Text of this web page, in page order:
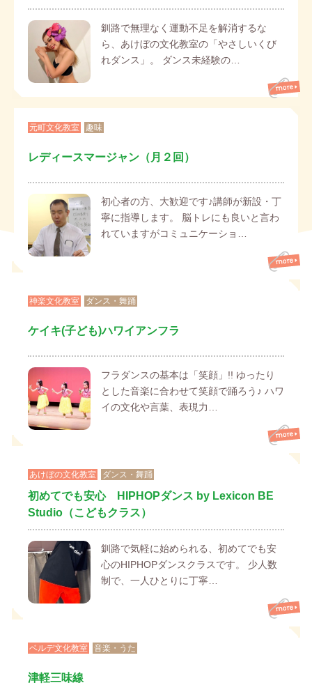
釧路で無理なく運動不足を解消するな
ら、あけぼの文化教室の「やさしいくび
れダンス」。 ダンス未経験の…
元町文化教室 趣味
レディースマージャン（月２回）
初心者の方、大歓迎です♪講師が新設・丁
寧に指導します。 脳トレにも良いと言わ
れていますがコミュニケーショ…
神楽文化教室 ダンス・舞踊
ケイキ(子ども)ハワイアンフラ
フラダンスの基本は「笑顔」!! ゆったり
とした音楽に合わせて笑顔で踊ろう♪ ハワ
イの文化や言葉、表現力…
あけぼの文化教室 ダンス・舞踊
初めてでも安心 HIPHOPダンス by Lexicon BE
Studio（こどもクラス）
釧路で気軽に始められる、初めてでも安
心のHIPHOPダンスクラスです。 少人数
制で、一人ひとりに丁寧…
ベルデ文化教室 音楽・うた
津軽三味線